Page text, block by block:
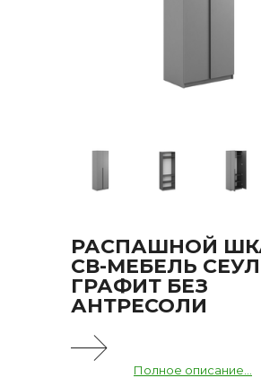
РАСПАШНОЙ
СВ-МЕБЕЛЬ СЕУЛ
ГРАФИТ БЕЗ
АНТРЕСОЛИ
Полное описание...